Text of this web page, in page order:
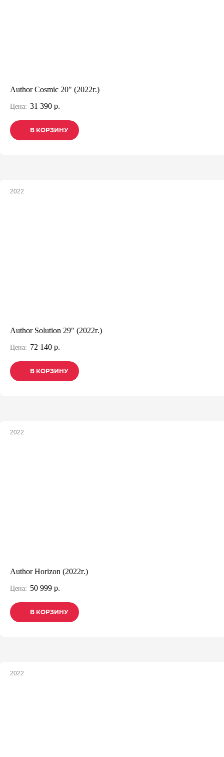
Author Cosmic 20" (2022г.)
Цена: 31 390 р.
В КОРЗИНУ
В КОРЗИНУ
В КОРЗИНУ
2022
Author Solution 29" (2022г.)
Цена: 72 140 р.
В КОРЗИНУ
В КОРЗИНУ
В КОРЗИНУ
2022
Author Horizon (2022г.)
Цена: 50 999 р.
В КОРЗИНУ
В КОРЗИНУ
В КОРЗИНУ
2022